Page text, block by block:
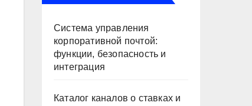
Система управления
корпоративной почтой:
функции, безопасность и
интеграция
Каталог каналов о ставках и